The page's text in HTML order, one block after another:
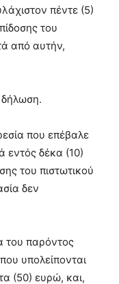
πέντε (5)
του
από αυτήν,
δήλωση.
που επέβαλε
εντός δέκα (10)
του πιστωτικού
δεν
του παρόντος
υπολείπονται
(50) ευρώ, και,